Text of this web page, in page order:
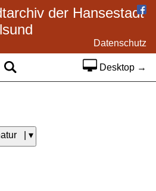
der Hansestadt
Datenschutz
Desktop →
Klassifikation, Signatur | ▾